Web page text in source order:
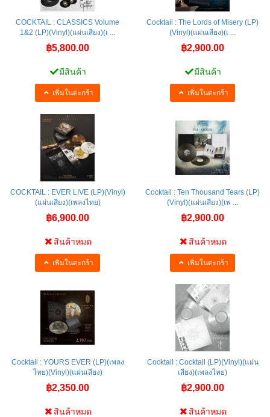
COCKTAIL : CLASSICS Volume
1&2 (LP)(Vinyl)(แผ่นเสียง)(เ ...
฿5,800.00
มีสินค้า
เพิ่มในตะกร้า
Cocktail : The Lords of Misery (LP)
(Vinyl)(แผ่นเสียง)(เ ...
฿2,900.00
มีสินค้า
เพิ่มในตะกร้า
COCKTAIL : EVER LIVE (LP)(Vinyl)
(แผ่นเสียง)(เพลงไทย)
฿6,900.00
สินค้าหมด
เพิ่มในตะกร้า
Cocktail : Ten Thousand Tears (LP)
(Vinyl)(แผ่นเสียง)(เพ ...
฿2,900.00
สินค้าหมด
เพิ่มในตะกร้า
Cocktail : YOURS EVER (LP)(เพลง
ไทย)(Vinyl)(แผ่นเสียง)
฿2,350.00
สินค้าหมด
Cocktail : Cocktail (LP)(Vinyl)(แผ่น
เสียง)(เพลงไทย)
฿2,900.00
สินค้าหมด